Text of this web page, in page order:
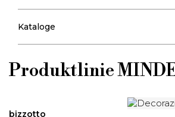
Kataloge
Produktlinie
bizzotto